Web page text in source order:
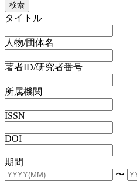
検索
タイトル
人物/団体名
著者ID/研究者番号
所属機関
ISSN
DOI
期間
〜